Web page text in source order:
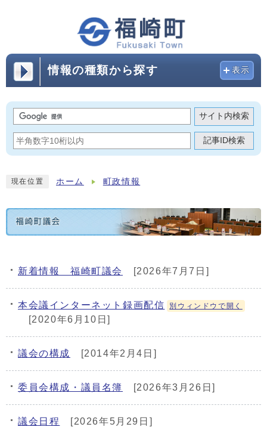
情報の種類から探す 表示
サイト内検索
記事ID検索
現在位置 ホーム 町政情報
メインメニュー
新着情報 福崎町議会 [2026年7月7日]
本会議インターネット録画配信 別ウィンドウで開く
[2020年6月10日]
議会の構成 [2014年2月4日]
委員会構成・議員名簿 [2026年3月26日]
議会日程 [2026年5月29日]